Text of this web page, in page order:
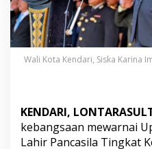
k
W
a
r
g
k
u
a
Wali Kota Kendari, Siska Karina
KENDARI,
kebangsaan mewarnai
Lahir Pancasila Tingkat